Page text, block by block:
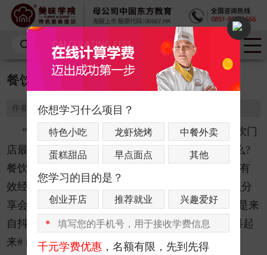
餐饮老板 “抖”起来，经营“秘籍”引热议
作者：美味学院 发布时间：2021-03-16
“餐饮开业怎么做活动才能让门店持续火爆?餐饮门
店最重要的、你一定要知道的三个数据,究竟是什么?
餐饮业要如何有效控制成本?小成本开餐厅,要如何有
效经营?”——这不是一场有关餐饮行业的精彩知识分
享会,更不是一本有关餐饮运营的专业行业书籍,而是来
自抖音短视频平台上,一个主题为 #餐饮老板开工抖起
来# 的原创视频分享话题。
你想学习什么项目？
特色小吃 龙虾烧烤
中餐外卖
蛋糕甜品
早点面点 其他
您学习的目的是？
创业开店 推荐就业 兴趣爱好
*
千元学费优惠，名额有限，先到先得